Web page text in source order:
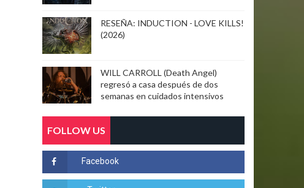
RESEÑA: INDUCTION - LOVE KILLS!
(2026)
WILL CARROLL (Death Angel)
regresó a casa después de dos
semanas en cuidados intensivos
FOLLOW US